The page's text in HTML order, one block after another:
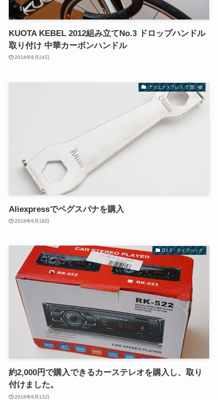
KUOTA KEBEL 2012組み立てNo.3 ドロップハンドル
取り付け 中華カーボンハンドル
2018年8月24日
アリエクスプレス で買い物
Aliexpressでペグスパナを購入
2018年6月18日
D.I.Y・ライフハック
約2,000円で購入できるカーステレオを購入し、取り
付けました。
2018年6月13日